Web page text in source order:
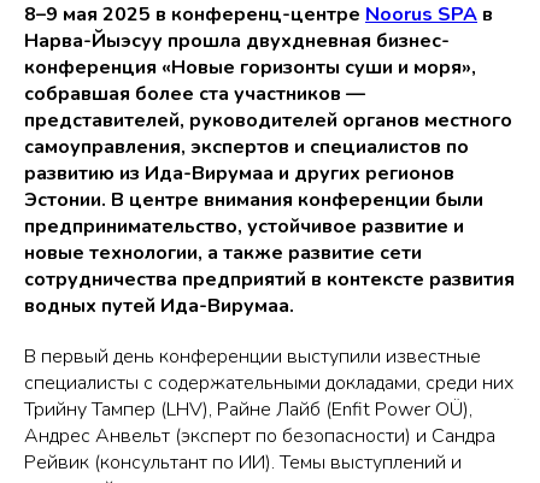
8–9 мая 2025 в конференц-центре Noorus SPA в
Нарва-Йыэсуу прошла двухдневная бизнес-
конференция «Новые горизонты суши и моря»,
собравшая более ста участников —
представителей, руководителей органов местного
самоуправления, экспертов и специалистов по
развитию из Ида-Вирумаа и других регионов
Эстонии. В центре внимания конференции были
предпринимательство, устойчивое развитие и
новые технологии, а также развитие сети
сотрудничества предприятий в контексте развития
водных путей Ида-Вирумаа.
В первый день конференции выступили известные
специалисты с содержательными докладами, среди них
Трийну Тампер (LHV), Райне Лайб (Enfit Power OÜ),
Андрес Анвельт (эксперт по безопасности) и Сандра
Рейвик (консультант по ИИ). Темы выступлений и